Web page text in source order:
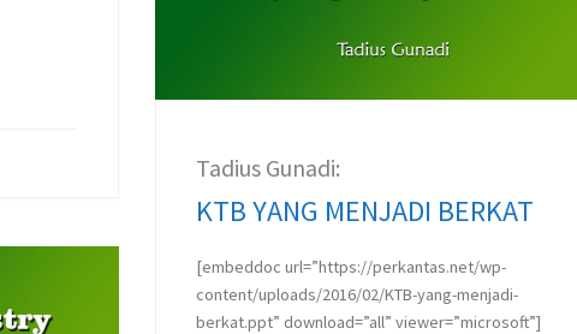
Tadius Gunadi:
KTB YANG MENJADI BERKAT
[embeddoc url=”https://perkantas.net/wp-
content/uploads/2016/02/KTB-yang-menjadi-
berkat.ppt” download=”all” viewer=”microsoft”]